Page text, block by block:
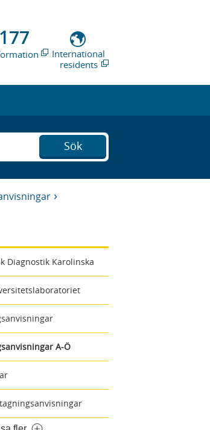
International
residents
Sök
Diagnostik Karolinska
A-Ö